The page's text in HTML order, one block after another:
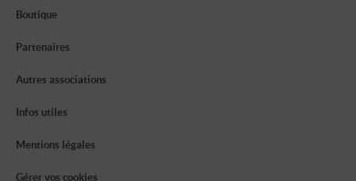
Boutique
Partenaires
Autres associations
Infos utiles
Mentions légales
Gérer vos cookies